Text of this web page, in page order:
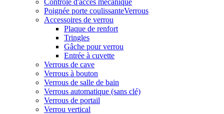
Contrôle d'accès mécanique
Poignée porte coulissanteVerrous
Accessoires de verrou
Plaque de renfort
Tringles
Gâche pour verrou
Entrée à cuvette
Verrous de cave
Verrous à bouton
Verrous de salle de bain
Verrous automatique (sans clé)
Verrous de portail
Verrou vertical